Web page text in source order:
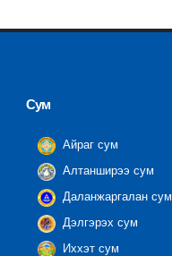
Сум
Айраг сум
Алтанширээ сум
Даланжаргалан сум
Дэлгэрэх сум
Иххэт сум